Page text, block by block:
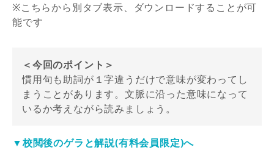
※こちらから別タブ表示、ダウンロードすることが可
能です
＜今回のポイント＞
慣用句も助詞が１字違うだけで意味が変わってし
まうことがあります。文脈に沿った意味になって
いるか考えながら読みましょう。
▼校閲後のゲラと解説(有料会員限定)へ